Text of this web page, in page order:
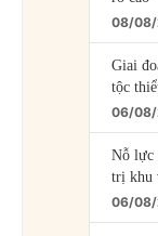
08/
Giai
tộc
06/
Nỗ lực
trị khu
06/